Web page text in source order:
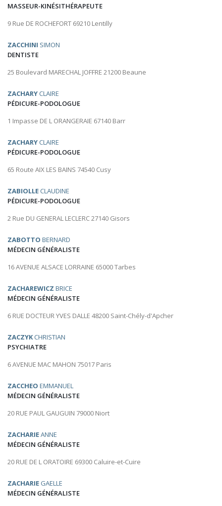
MASSEUR-KINÉSITHÉRAPEUTE
9 Rue DE ROCHEFORT 69210 Lentilly
ZACCHINI SIMON
DENTISTE
25 Boulevard MARECHAL JOFFRE 21200 Beaune
ZACHARY CLAIRE
PÉDICURE-PODOLOGUE
1 Impasse DE L ORANGERAIE 67140 Barr
ZACHARY CLAIRE
PÉDICURE-PODOLOGUE
65 Route AIX LES BAINS 74540 Cusy
ZABIOLLE CLAUDINE
PÉDICURE-PODOLOGUE
2 Rue DU GENERAL LECLERC 27140 Gisors
ZABOTTO BERNARD
MÉDECIN GÉNÉRALISTE
16 AVENUE ALSACE LORRAINE 65000 Tarbes
ZACHAREWICZ BRICE
MÉDECIN GÉNÉRALISTE
6 RUE DOCTEUR YVES DALLE 48200 Saint-Chély-d'Apcher
ZACZYKCHRISTIAN
PSYCHIATRE
6 AVENUE MAC MAHON 75017 Paris
ZACCHEO EMMANUEL
MÉDECIN GÉNÉRALISTE
20 RUE PAUL GAUGUIN 79000 Niort
ZACHARIEANNE
MÉDECIN GÉNÉRALISTE
20 RUE DE L ORATOIRE 69300 Caluire-et-Cuire
ZACHARIE GAELLE
MÉDECIN GÉNÉRALISTE